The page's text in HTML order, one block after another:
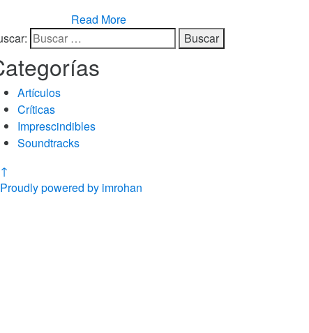
Read More
Artículos
Críticas
Imprescindibles
Soundtracks
↑
Proudly powered by imrohan